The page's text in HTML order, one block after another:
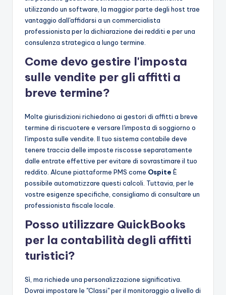
utilizzando un software, la maggior parte degli host trae
vantaggio dall'affidarsi a un commercialista
professionista per la dichiarazione dei redditi e per una
consulenza strategica a lungo termine.
Come devo gestire l'imposta
sulle vendite per gli affitti a
breve termine?
Molte giurisdizioni richiedono ai gestori di affitti a breve
termine di riscuotere e versare l'imposta di soggiorno o
l'imposta sulle vendite. Il tuo sistema contabile deve
tenere traccia delle imposte riscosse separatamente
dalle entrate effettive per evitare di sovrastimare il tuo
reddito. Alcune piattaforme PMS come Ospite È
possibile automatizzare questi calcoli. Tuttavia, per le
vostre esigenze specifiche, consigliamo di consultare un
professionista fiscale locale.
Posso utilizzare QuickBooks
per la contabilità degli affitti
turistici?
Sì, ma richiede una personalizzazione significativa.
Dovrai impostare le "Classi" per il monitoraggio a livello di